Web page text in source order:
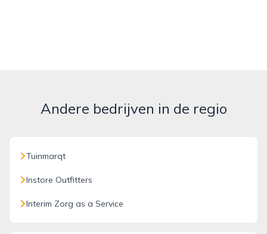
Andere bedrijven in de regio
Tuinmarqt
Instore Outfitters
Interim Zorg as a Service